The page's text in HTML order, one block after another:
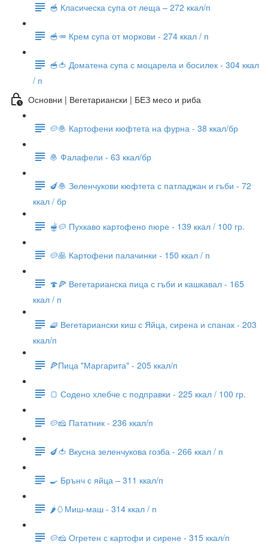
🥣 Класическа супа от леща – 272 ккал/п
🥣🥕 Крем супа от моркови - 274 ккал / п
🥣🍅 Доматена супа с моцарела и босилек - 304 ккал
/ п
Основни | Вегетариански | БЕЗ месо и риба
🥔🧆 Картофени кюфтета на фурна - 38 ккал/бр
🧆 Фалафели - 63 ккал/бр
🍆🧆 Зеленчукови кюфтета с патладжан и гъби - 72
ккал / бр
🫕🥔 Пухкаво картофено пюре - 139 ккал / 100 гр.
🥔🥞 Картофени палачинки - 150 ккал / п
🍄🍕 Вегетарианска пица с гъби и кашкавал - 165
ккал / п
🧇 Вегетариански киш с Яйца, сирена и спанак - 203
ккал/п
🍕Пица "Маргарита" - 205 ккал/п
🍞 Содено хлебче с подправки - 225 ккал / 100 гр.
🥔🧀 Пататник - 236 ккал/п
🍆🍅 Вкусна зеленчукова гозба - 266 ккал / п
🍳 Брънч с яйца – 311 ккал/п
🌶🥚Миш-маш - 314 ккал / п
🥔🧀 Огретен с картофи и сирене - 315 ккал/п